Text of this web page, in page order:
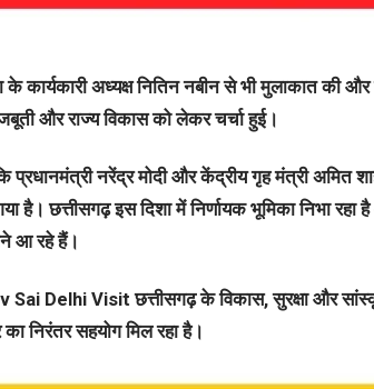
के कार्यकारी अध्यक्ष नितिन नबीन से भी मुलाकात की
और राज्य विकास को लेकर चर्चा हुई।
प्रधानमंत्री नरेंद्र मोदी और केंद्रीय गृह मंत्री अमित
छत्तीसगढ़ इस दिशा में निर्णायक भूमिका निभा रहा है
आ रहे हैं।
Sai Delhi Visit छत्तीसगढ़ के विकास, सुरक्षा और
निरंतर सहयोग मिल रहा है।